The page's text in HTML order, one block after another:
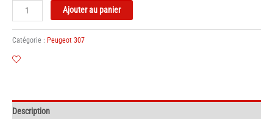
quantité
de
Train
arrière
–
307
SW
Ajouter au panier
Catégorie : Peugeot 307
Description